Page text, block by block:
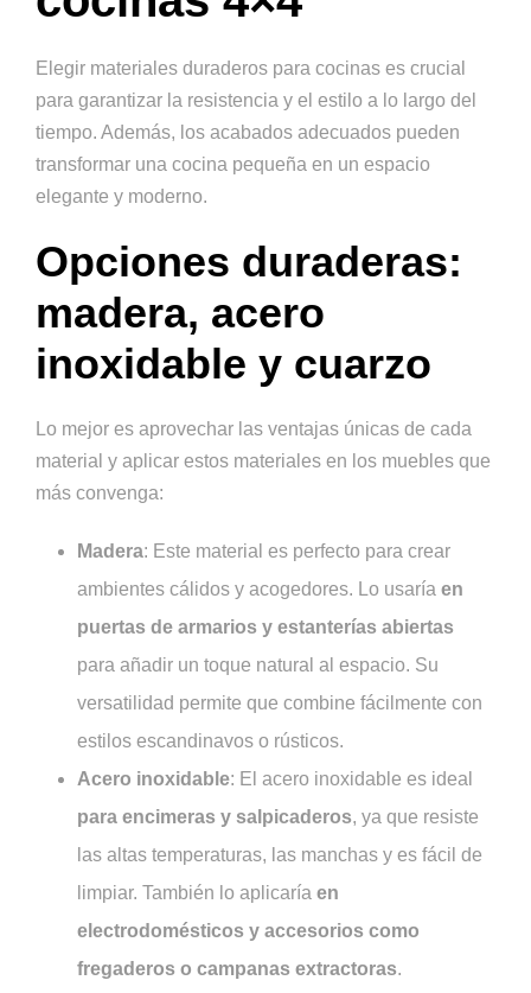
Elegir materiales duraderos para cocinas es crucial
para garantizar la resistencia y el estilo a lo largo del
tiempo. Además, los acabados adecuados pueden
transformar una cocina pequeña en un espacio
elegante y moderno.
Opciones duraderas:
madera, acero
inoxidable y cuarzo
Lo mejor es aprovechar las ventajas únicas de cada
material y aplicar estos materiales en los muebles que
más convenga:
Madera: Este material es perfecto para crear
ambientes cálidos y acogedores. Lo usaría en
puertas de armarios y estanterías abiertas
para añadir un toque natural al espacio. Su
versatilidad permite que combine fácilmente con
estilos escandinavos o rústicos.
Acero inoxidable: El acero inoxidable es ideal
para encimeras y salpicaderos, ya que resiste
las altas temperaturas, las manchas y es fácil de
limpiar. También lo aplicaría en
electrodomésticos y accesorios como
fregaderos o campanas extractoras.